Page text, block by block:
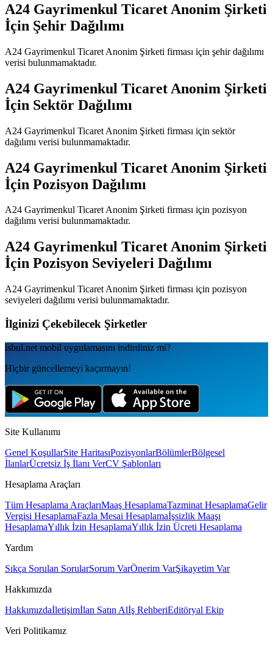
A24 Gayrimenkul Ticaret Anonim Şirketi
İçin Şehir Dağılımı
A24 Gayrimenkul Ticaret Anonim Şirketi firması için şehir dağılımı
verisi bulunmamaktadır.
A24 Gayrimenkul Ticaret Anonim Şirketi
İçin Sektör Dağılımı
A24 Gayrimenkul Ticaret Anonim Şirketi firması için sektör
dağılımı verisi bulunmamaktadır.
A24 Gayrimenkul Ticaret Anonim Şirketi
İçin Pozisyon Dağılımı
A24 Gayrimenkul Ticaret Anonim Şirketi firması için pozisyon
dağılımı verisi bulunmamaktadır.
A24 Gayrimenkul Ticaret Anonim Şirketi
İçin Pozisyon Seviyeleri Dağılımı
A24 Gayrimenkul Ticaret Anonim Şirketi firması için pozisyon
seviyeleri dağılımı verisi bulunmamaktadır.
İlginizi Çekebilecek Şirketler
isbul.net mobil uygulamаsını indirdiniz mi?
Hiçbir güncellemeyi kaçırmayın!
Site Kullanımı
Genel KoşullarSite HaritasıPozisyonlarBölümlerBölgesel
İlanlarÜcretsiz İş İlanı VerCV Şablonları
Hesaplama Araçları
Tüm Hesaplama AraçlarıMaaş HesaplamaTazminat HesaplamaGelir
Vergisi HesaplamaFazla Mesai Hesaplamaİşsizlik Maaşı
HesaplamaYıllık İzin HesaplamaYıllık İzin Ücreti Hesaplama
Yardım
Sıkça Sorulan SorularSorum VarÖnerim VarŞikayetim Var
Hakkımızda
Hakkımızdaİletişimİlan Satın Alİş RehberiEditöryal Ekip
Veri Politikamız